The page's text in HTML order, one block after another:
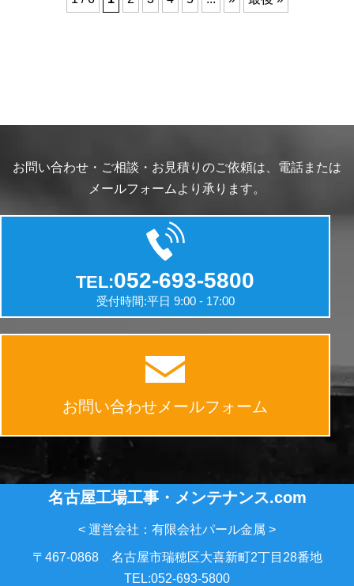
お問い合わせ・ご相談・お見積りのご依頼は、電話または
メールフォームより承ります。
TEL:052-693-5800
受付時間:平日 9:00 - 17:00
お問い合わせメールフォーム
名古屋工場工事・メンテナンス.com
< 運営会社：有限会社パール金属 >
〒467-0868 名古屋市瑞穂区大喜新町2丁目28番地
TEL:052-693-5800